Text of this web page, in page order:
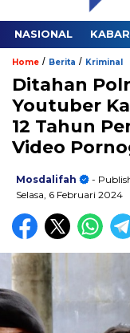
NASIONAL
Home / Berita / Kriminal
Ditahan
Youtuber
12 Tahun
Video
Mosdalifah
-
Selasa, 6 Februari 2024